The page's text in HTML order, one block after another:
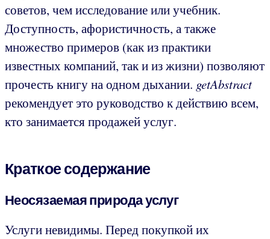
советов, чем исследование или учебник.
Доступность, афористичность, а также
множество примеров (как из практики
известных компаний, так и из жизни) позволяют
прочесть книгу на одном дыхании. getAbstract
рекомендует это руководство к действию всем,
кто занимается продажей услуг.
Краткое содержание
Неосязаемая природа услуг
Услуги невидимы. Перед покупкой их